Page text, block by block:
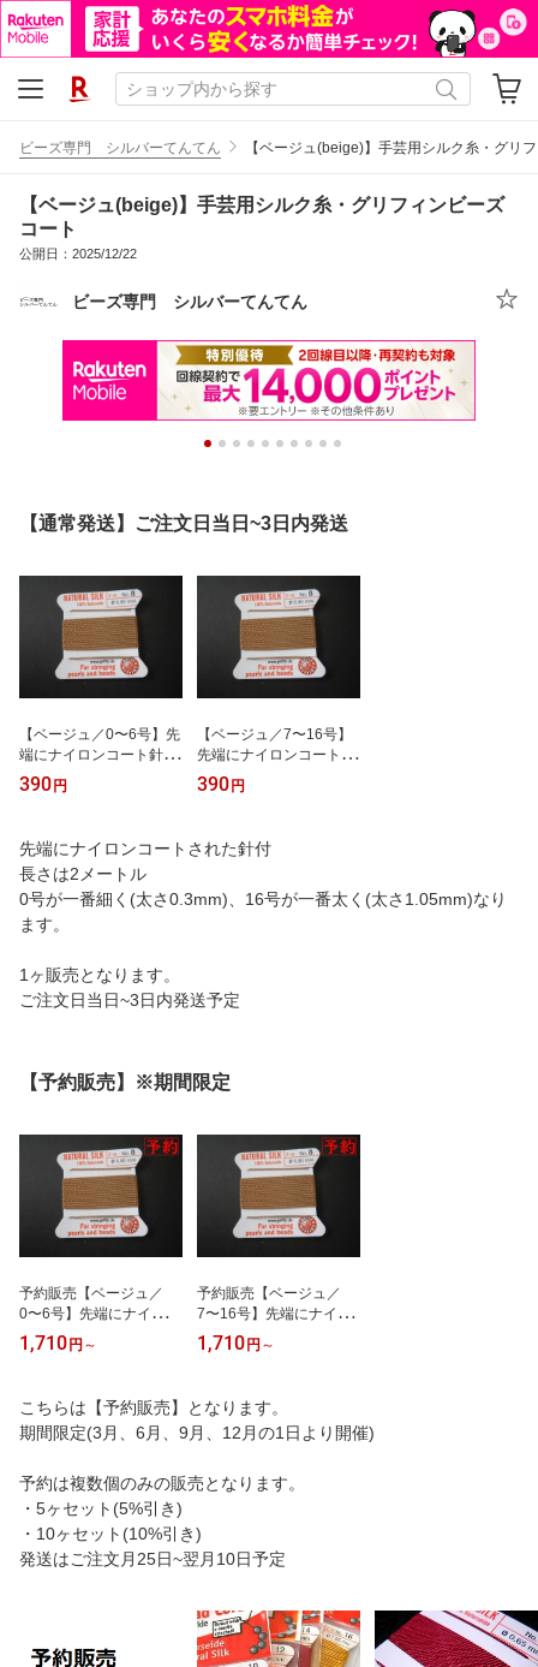
ビーズ専門 シルバーてんてん 【ベージュ(beige)】手芸用シルク糸・グリ
【ベージュ(beige)】手芸用シルク糸・グリフィンビーズ
コート
公開日：2025/12/22
ビーズ専門 シルバーてんてん
【通常発送】ご注文日当日~3日内発送
【ベージュ／0〜6号】先
端にナイロンコート針の
付いたグリフィン糸(シル
ク糸)／2m
390円
【ベージュ／7〜16号】
先端にナイロンコート針
の付いたグリフィン糸(シ
ルク糸)／2m
390円
先端にナイロンコートされた針付
長さは2メートル
0号が一番細く(太さ0.3mm)、16号が一番太く(太さ1.05mm)なり
ます。
1ヶ販売となります。
ご注文日当日~3日内発送予定
【予約販売】※期間限定
予約販売【ベージュ／
0〜6号】先端にナイロン
コート針の付いたグリフ
ィン糸(シルク糸)／2m
1,710円 ～
予約販売【ベージュ／
7〜16号】先端にナイロ
ンコート針の付いたグリ
フィン糸(シルク糸)／2m
1,710円 ～
こちらは【予約販売】となります。
期間限定(3月、6月、9月、12月の1日より開催)
予約は複数個のみの販売となります。
・5ヶセット(5%引き)
・10ヶセット(10%引き)
発送はご注文月25日~翌月10日予定